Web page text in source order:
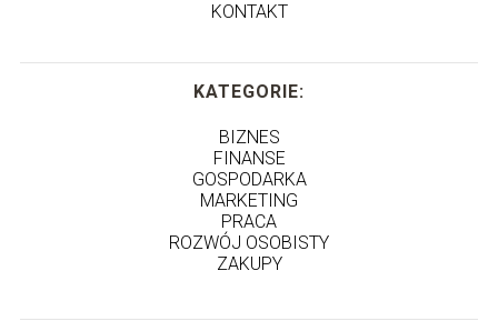
KONTAKT
KATEGORIE:
BIZNES
FINANSE
GOSPODARKA
MARKETING
PRACA
ROZWÓJ OSOBISTY
ZAKUPY